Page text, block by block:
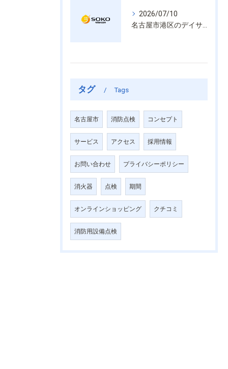
2026/07/10
タグ Tags
名古屋市 消防点検 コンセプト
サービス アクセス 採用情報
お問い合わせ プライバシーポリシー
消火器 点検 期間
オンラインショッピング クチコミ
消防用設備点検